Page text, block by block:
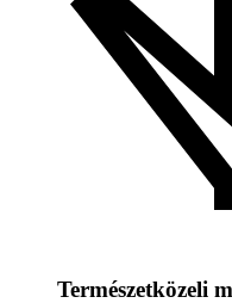
Természetközeli